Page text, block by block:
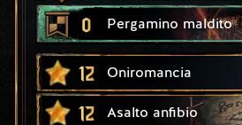
0 Pergamino maldito
12 Oniromancia
12 Asalto anfibio